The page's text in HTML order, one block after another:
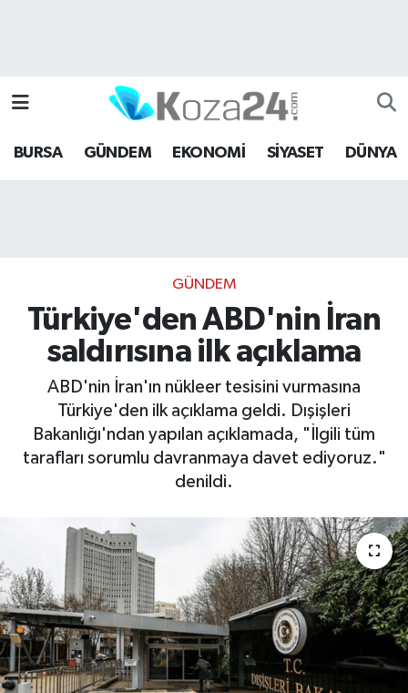
BURSA GÜNDEM EKONOMİ SİYASET DÜNYA
GÜNDEM
Türkiye'den ABD'nin İran
saldırısına ilk açıklama
ABD'nin İran'ın nükleer tesisini vurmasına
Türkiye'den ilk açıklama geldi. Dışişleri
Bakanlığı'ndan yapılan açıklamada, "İlgili tüm
tarafları sorumlu davranmaya davet ediyoruz."
denildi.
Bursa Hava Durumu
Bursa Namaz Vakitleri
Son Dakika Haberleri
Haber Arşivi